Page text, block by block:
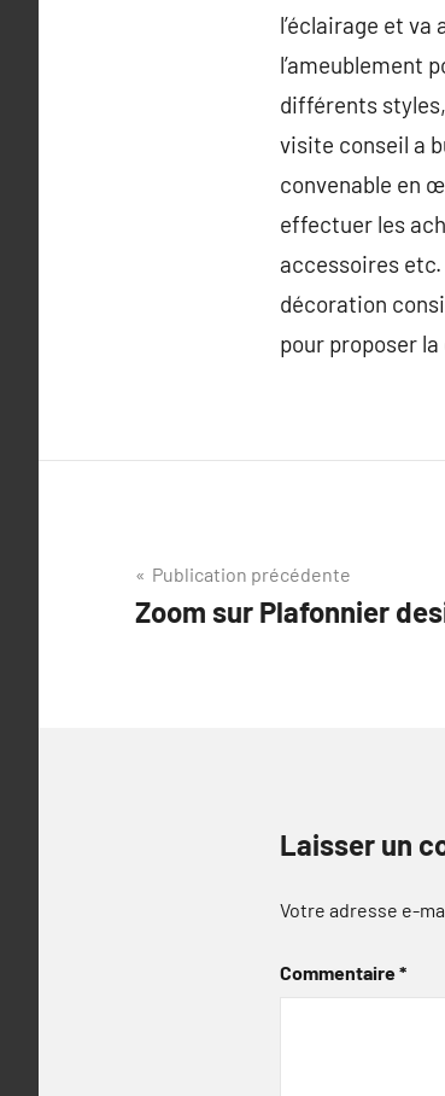
l’éclairage et
l’ameublement
différents
visite conseil a
convenable en
effectuer les
accessoires etc.
décoration
pour proposer
Navigation
de
Publication précédente
Zoom sur Plafonnier
Laisser un
Votre adresse e-
Commentaire*